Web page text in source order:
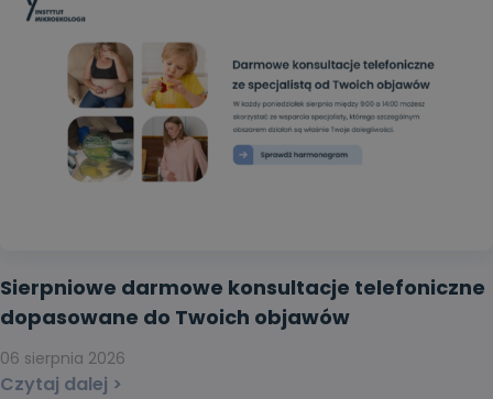
Sierpniowe darmowe konsultacje telefoniczne
dopasowane do Twoich objawów
Czytaj dalej >
06 sierpnia 2026